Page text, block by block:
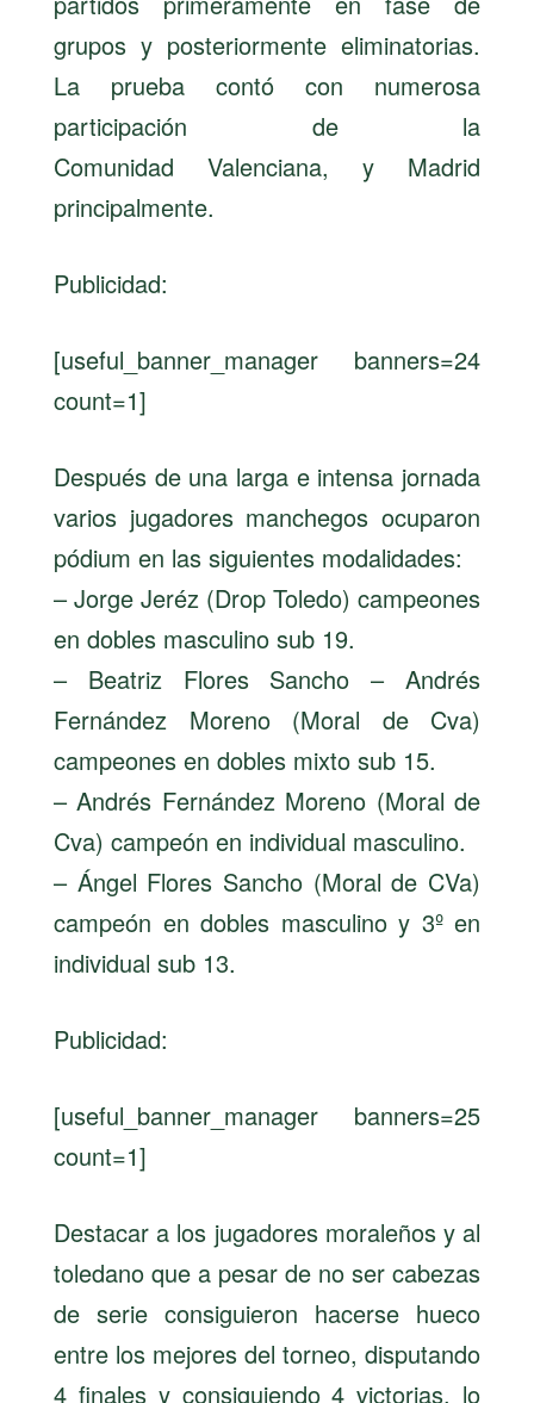
grupos y posteriormente eliminatorias.
La prueba contó con numerosa
participación de la
Comunidad Valenciana, y Madrid
principalmente.
Publicidad:
[useful_banner_manager banners=24
count=1]
Después de una larga e intensa jornada
varios jugadores manchegos ocuparon
pódium en las siguientes modalidades:
– Jorge Jeréz (Drop Toledo) campeones
en dobles masculino sub 19.
– Beatriz Flores Sancho – Andrés
Fernández Moreno (Moral de Cva)
campeones en dobles mixto sub 15.
– Andrés Fernández Moreno (Moral de
Cva) campeón en individual masculino.
– Ángel Flores Sancho (Moral de CVa)
campeón en dobles masculino y 3º en
individual sub 13.
Publicidad:
[useful_banner_manager banners=25
count=1]
Destacar a los jugadores moraleños y al
toledano que a pesar de no ser cabezas
de serie consiguieron hacerse hueco
entre los mejores del torneo, disputando
4 finales y consiguiendo 4 victorias, lo